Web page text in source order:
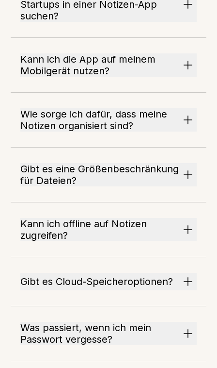
Startups in einer Notizen-App
suchen?
Kann ich die App auf meinem
Mobilgerät nutzen?
Wie sorge ich dafür, dass meine
Notizen organisiert sind?
Gibt es eine Größenbeschränkung
für Dateien?
Kann ich offline auf Notizen
zugreifen?
Gibt es Cloud-Speicheroptionen?
Was passiert, wenn ich mein
Passwort vergesse?